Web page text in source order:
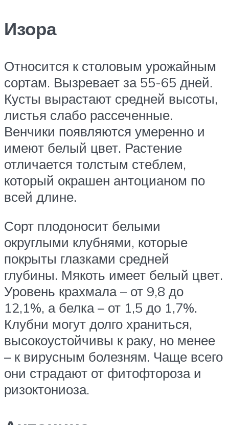
Изора
Относится к столовым урожайным
сортам. Вызревает за 55-65 дней.
Кусты вырастают средней высоты,
листья слабо рассеченные.
Венчики появляются умеренно и
имеют белый цвет. Растение
отличается толстым стеблем,
который окрашен антоцианом по
всей длине.
Сорт плодоносит белыми
округлыми клубнями, которые
покрыты глазками средней
глубины. Мякоть имеет белый цвет.
Уровень крахмала – от 9,8 до
12,1%, а белка – от 1,5 до 1,7%.
Клубни могут долго храниться,
высокоустойчивы к раку, но менее
– к вирусным болезням. Чаще всего
они страдают от фитофтороза и
ризоктониоза.